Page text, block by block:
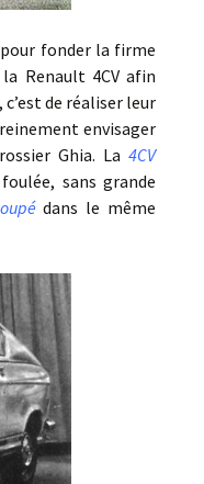
fonder la firme
Renault 4CV afin
de réaliser leur
envisager
Ghia. La 4CV
sans grande
dans le même